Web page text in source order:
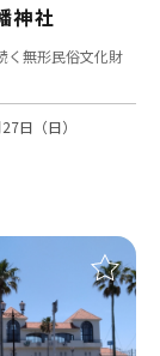
神社
く無形民俗文化財
日（日）